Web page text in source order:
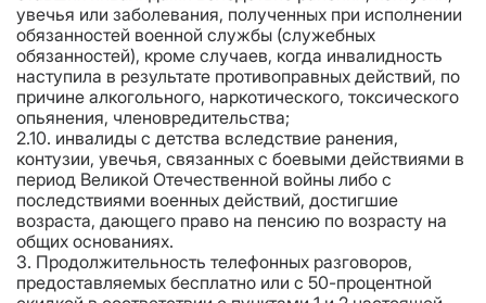
увечья или заболевания, полученных при исполнении
обязанностей военной службы (служебных
обязанностей), кроме случаев, когда инвалидность
наступила в результате противоправных действий, по
причине алкогольного, наркотического, токсического
опьянения, членовредительства;
2.10. инвалиды с детства вследствие ранения,
контузии, увечья, связанных с боевыми действиями в
период Великой Отечественной войны либо с
последствиями военных действий, достигшие
возраста, дающего право на пенсию по возрасту на
общих основаниях.
3. Продолжительность телефонных разговоров,
предоставляемых бесплатно или с 50-процентной